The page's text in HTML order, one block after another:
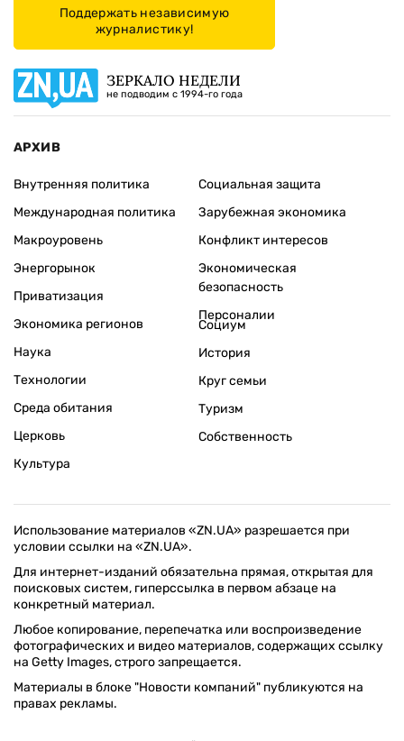
Поддержать независимую
журналистику!
ЗЕРКАЛО НЕДЕЛИ
не подводим с 1994-го года
АРХИВ
Внутренняя политика
Международная политика
Макроуровень
Энергорынок
Приватизация
Экономика регионов
Социальная защита
Зарубежная экономика
Конфликт интересов
Экономическая
безопасность
Персоналии
Наука
Технологии
Среда обитания
Церковь
Культура
Социум
История
Круг семьи
Туризм
Собственность
Использование материалов «ZN.UA» разрешается при
условии ссылки на «ZN.UA».
Для интернет-изданий обязательна прямая, открытая для
поисковых систем, гиперссылка в первом абзаце на
конкретный материал.
Любое копирование, перепечатка или воспроизведение
фотографических и видео материалов, содержащих ссылку
на Getty Images, строго запрещается.
Материалы в блоке "Новости компаний" публикуются на
правах рекламы.